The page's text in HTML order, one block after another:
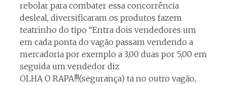
rebolar para combater essa concorrência
desleal, diversificaram os produtos fazem
teatrinho do tipo “Entra dois vendedores um
em cada ponta do vagão passam vendendo a
mercadoria por exemplo a 3,00 duas por 5,00 em
seguida um vendedor diz
OLHA O RAPA!!!(segurança) ta no outro vagão,